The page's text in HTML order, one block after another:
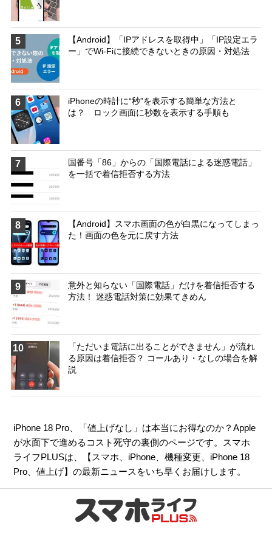
5
【Android】「IPアドレスを取得中」「IP設定エラ
ー」でWi-Fiに接続できないときの原因・対処法
6
iPhoneの時計に“秒”を表示する簡単な方法と
は？ ロック画面に秒数を表示する手順も
7
国番号「86」からの「国際電話による迷惑電話」
を一括で着信拒否する方法
8
【Android】スマホ画面の色が白黒になってしまっ
た！画面の色を元に戻す方法
9
意外と知らない「国際電話」だけを着信拒否する
方法！ 迷惑電話対策に効果てきめん
10
「ただいま電話に出ることができません」が流れ
る原因は着信拒否？ コールあり・なしの場合を解
説
iPhone 18 Pro、「値上げなし」は本当にお得なのか？Apple
が水面下で進めるコスト死守の裏側のページです。スマホ
ライフPLUSは、【 スマホ iPhone 、機種変更
iPhone 18
Pro 、値上げ】の最新ニュースをいち早くお届けします。